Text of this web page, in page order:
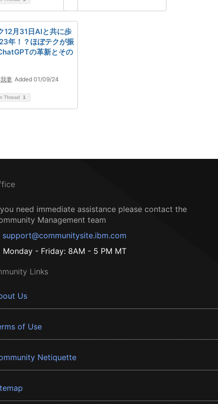
12月31日AIと共に歩
年！？ほぼテクが振
の革新とその
妻 Added 01/09/24
Thread 1
need immediate assistance please contact the
Management team
support@communitysite.ibm.com
Monday - Friday: 8AM - 5 PM MT
Links
Us
of Use
Netiquette